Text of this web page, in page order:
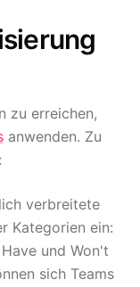
zu erreichen,
anwenden. Zu
verbreitete
Kategorien ein:
und Won't
sich Teams